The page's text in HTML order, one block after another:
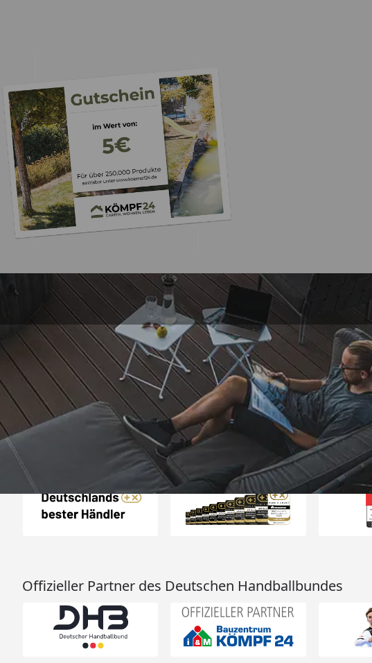
Trusted Shops
4,81/ 5
25.957 Bewertungen
„- Retouren Bearbeitung wurde
umgehend erledigt“
04.08.2026
Auszeichnungen
Offizieller Partner des Deutschen Handballbundes